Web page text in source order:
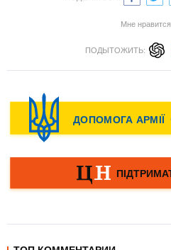
Мне нравится
ПОДЫТОЖИТЬ: